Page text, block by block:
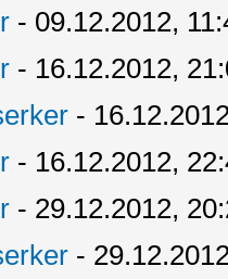
- 09.12.2012,
- 16.12.2012,
-
- 16.12.2012,
- 29.12.2012,
-